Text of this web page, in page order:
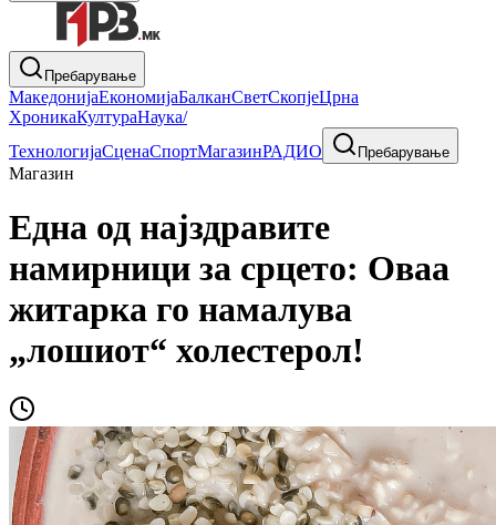
Пребарување
МакедонијаЕкономијаБалканСветСкопјеЦрна
ХроникаКултураНаука/
ТехнологијаСценаСпортМагазинРАДИО Пребарување
Магазин
Една од најздравите
намирници за срцето: Оваа
житарка го намалува
„лошиот“ холестерол!